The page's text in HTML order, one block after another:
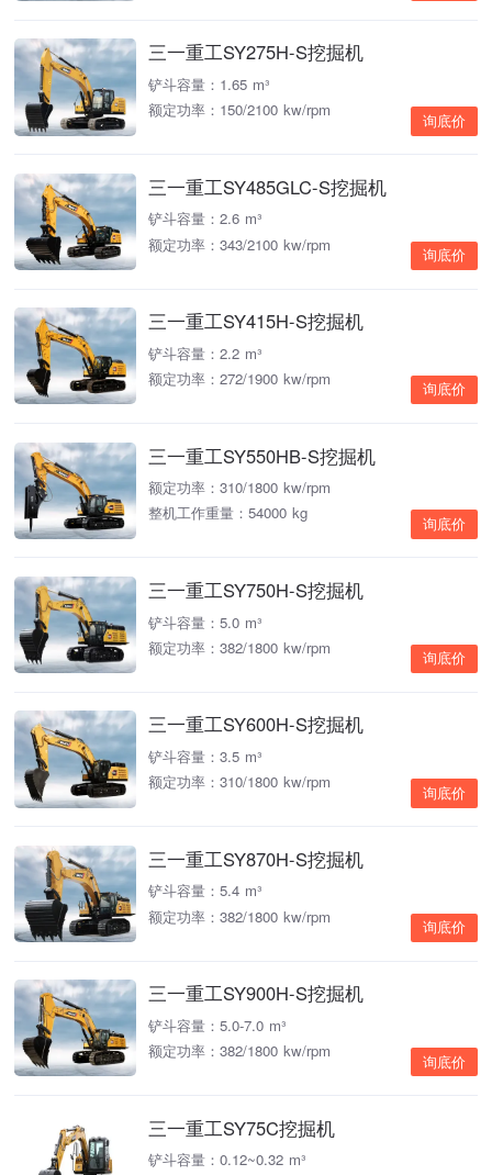
三一重工SY275H-S挖掘机
铲斗容量：1.65 m³
额定功率：150/2100 kw/rpm
询底价
三一重工SY485GLC-S挖掘机
铲斗容量：2.6 m³
额定功率：343/2100 kw/rpm
询底价
三一重工SY415H-S挖掘机
铲斗容量：2.2 m³
额定功率：272/1900 kw/rpm
询底价
三一重工SY550HB-S挖掘机
额定功率：310/1800 kw/rpm
整机工作重量：54000 kg
询底价
三一重工SY750H-S挖掘机
铲斗容量：5.0 m³
额定功率：382/1800 kw/rpm
询底价
三一重工SY600H-S挖掘机
铲斗容量：3.5 m³
额定功率：310/1800 kw/rpm
询底价
三一重工SY870H-S挖掘机
铲斗容量：5.4 m³
额定功率：382/1800 kw/rpm
询底价
三一重工SY900H-S挖掘机
铲斗容量：5.0-7.0 m³
额定功率：382/1800 kw/rpm
询底价
三一重工SY75C挖掘机
铲斗容量：0.12~0.32 m³